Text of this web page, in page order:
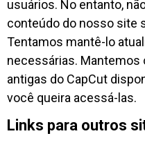
usuários. No entanto,
conteúdo do nosso site
Tentamos mantê-lo
necessárias. Mantemos
antigas do CapCut
você queira acessá-las.
Links para outros